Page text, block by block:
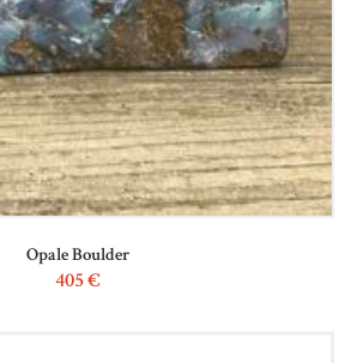
Opale Boulder
405€